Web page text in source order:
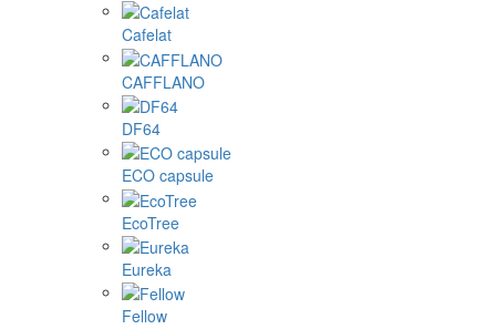
Cafelat
CAFFLANO
DF64
ECO capsule
EcoTree
Eureka
Fellow